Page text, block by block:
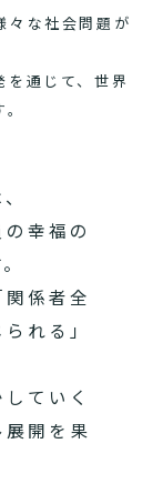
々な社会問題が
通じて、世界
幸福の
係者全
れる」
ていく
開を果